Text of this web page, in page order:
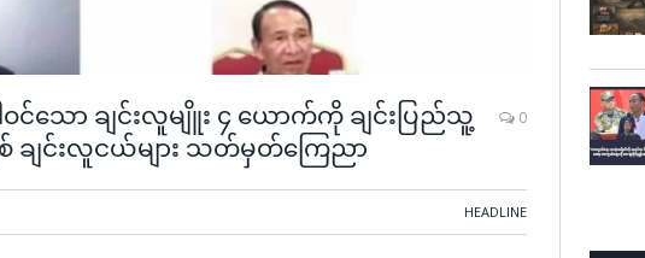
င်သော ချင်းလူမျိူး ၄ ယောက်ကို ချင်းပြည်သူ့
ချင်းလူငယ်များ သတ်မှတ်ကြေညာ
0
HEADLINE